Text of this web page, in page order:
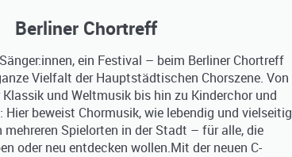
Berliner Chortreff
ein Festival – beim Berliner Chortreff
Vielfalt der Hauptstädtischen Chorszene. Von
und Weltmusik bis hin zu Kinderchor und
Hier beweist Chormusik, wie lebendig und vielseitig
mehreren Spielorten in der Stadt – für alle, die
oder neu entdecken wollen.Mit der neuen C-